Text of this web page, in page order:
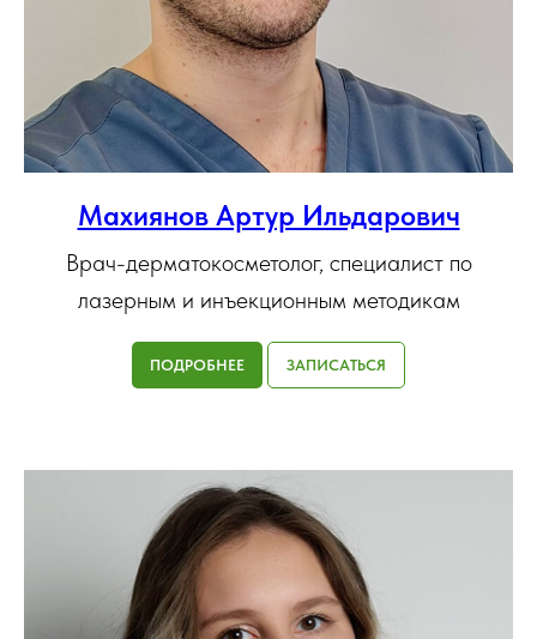
Махиянов Артур Ильдарович
Врач-дерматокосметолог, специалист по
лазерным и инъекционным методикам
ПОДРОБНЕЕ ЗАПИСАТЬСЯ